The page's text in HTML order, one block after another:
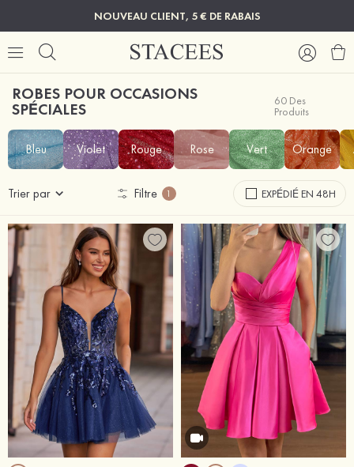
NOUVEAU CLIENT, 5 € DE RABAIS
ROBES POUR OCCASIONS
SPÉCIALES 60 Des
Produits
Bleu Violet Rouge Rose Vert Orange
Trier par Filtre 1 EXPÉDIÉ EN 48H